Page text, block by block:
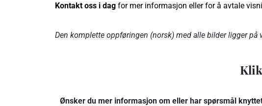
Kontakt oss i dag for mer informasjon eller for å avtale
Den komplette oppføringen (norsk) med alle bilder ligger på
Ønsker du mer informasjon om eller har spørsmål